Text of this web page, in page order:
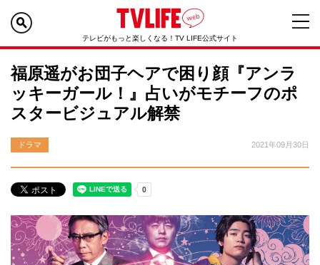
テレビがもっと楽しくなる！TV LIFE公式サイト
福原遥がお団子ヘアで困り顔『アンラ
ッキーガール！』占いがモチーフのポ
スタービジュアル解禁
ドラマ 2021年09月30日